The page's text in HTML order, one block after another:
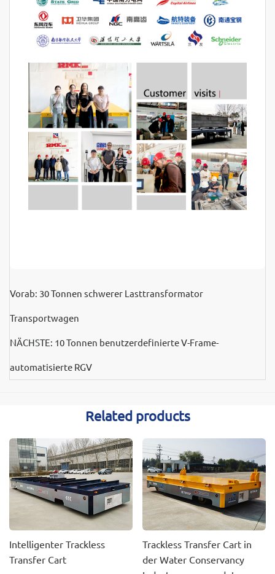
Vorab: 30 Tonnen schwerer Lasttransformator
Transportwagen
NÄCHSTE: 10 Tonnen benutzerdefinierte V-Frame-
automatisierte RGV
Related products
Intelligenter Trackless
Transfer Cart
Trackless Transfer Cart in
der Water Conservancy